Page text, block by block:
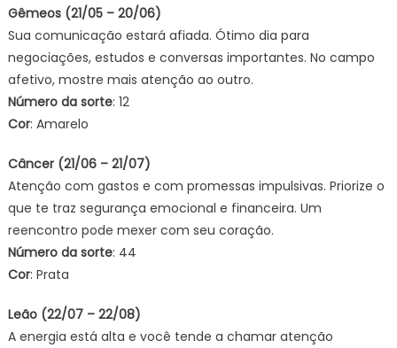
Gêmeos (21/05 – 20/06)
Sua comunicação estará afiada. Ótimo dia para
negociações, estudos e conversas importantes. No campo
afetivo, mostre mais atenção ao outro.
Número da sorte: 12
Cor: Amarelo
Câncer (21/06 – 21/07)
Atenção com gastos e com promessas impulsivas. Priorize o
que te traz segurança emocional e financeira. Um
reencontro pode mexer com seu coração.
Número da sorte: 44
Cor: Prata
Leão (22/07 – 22/08)
A energia está alta e você tende a chamar atenção